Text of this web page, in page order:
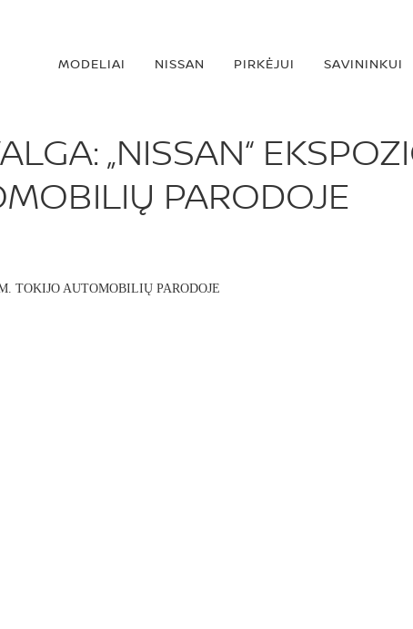
MODELIAI NISSAN PIRKĖJUI SAVININKUI
„NISSAN“
PARODOJE